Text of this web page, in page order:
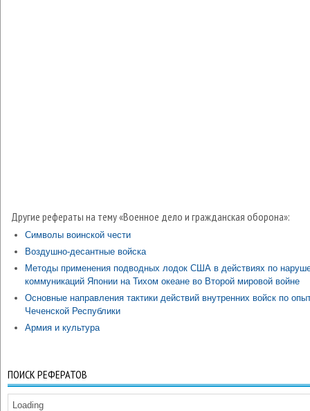
Другие рефераты на тему «Военное дело и гражданская оборона»:
Символы воинской чести
Воздушно-десантные войска
Методы применения подводных лодок США в действиях по
коммуникаций Японии на Тихом океане во Второй мировой войне
Основные направления тактики действий внутренних войск по
Чеченской Республики
Армия и культура
ПОИСК РЕФЕРАТОВ
Loading